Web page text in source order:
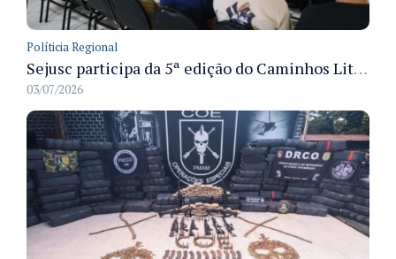
Políticia Regional
Sejusc participa da 5ª edição do Caminhos Literários com foco na cultura hip-hop nas unidades socioeducativas
03/07/2026